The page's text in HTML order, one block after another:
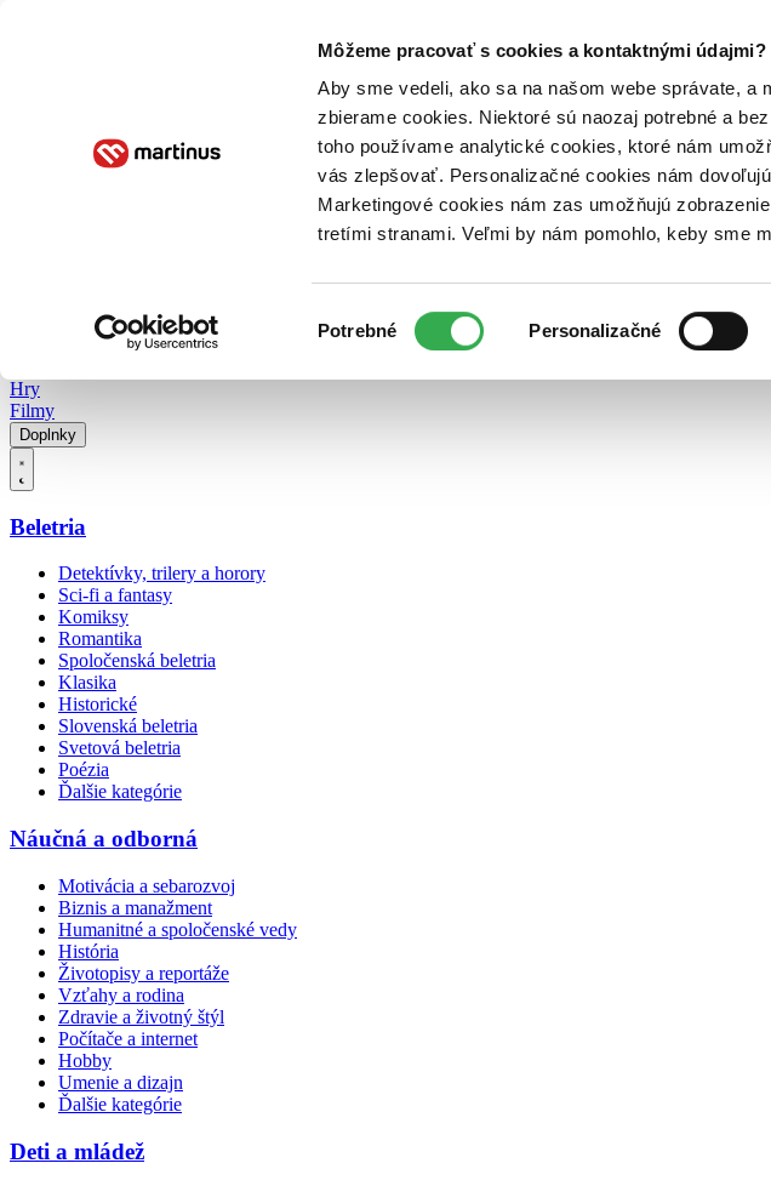
Môžeme pracovať s cookies a kontaktnými údajmi?
Aby sme vedeli, ako sa na našom webe správate, a
zbierame cookies. Niektoré sú naozaj potrebné a
toho používame analytické cookies, ktoré nám
vás zlepšovať. Personalizačné cookies nám
Marketingové cookies nám zas umožňujú
tretími stranami. Veľmi by nám pomohlo, keby sme
súhlasu
Potrebné Personalizačné
Poukážky Kontakt
Hry
Filmy
Doplnky
Beletria
Detektívky, trilery a horory
Sci-fi a fantasy
Komiksy
Romantika
Spoločenská beletria
Klasika
Historické
Slovenská beletria
Svetová beletria
Poézia
Ďalšie kategórie
Náučná a odborná
Motivácia a sebarozvoj
Biznis a manažment
Humanitné a spoločenské vedy
História
Životopisy a reportáže
Vzťahy a rodina
Zdravie a životný štýl
Počítače a internet
Hobby
Umenie a dizajn
Ďalšie kategórie
Deti a mládež